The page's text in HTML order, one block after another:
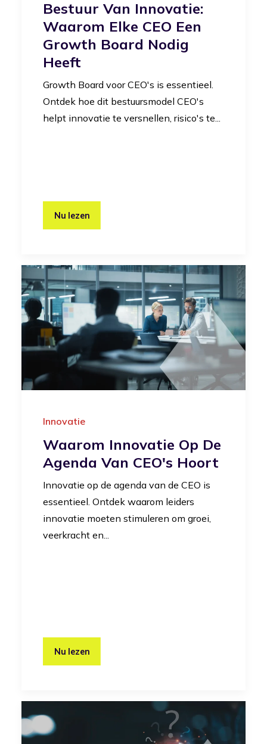
Bestuur Van Innovatie:
Waarom Elke CEO Een
Growth Board Nodig
Heeft
Growth Board voor CEO's is essentieel.
Ontdek hoe dit bestuursmodel CEO's
helpt innovatie te versnellen, risico's te...
Nu lezen
Innovatie
Waarom Innovatie Op De
Agenda Van CEO's Hoort
Innovatie op de agenda van de CEO is
essentieel. Ontdek waarom leiders
innovatie moeten stimuleren om groei,
veerkracht en...
Nu lezen